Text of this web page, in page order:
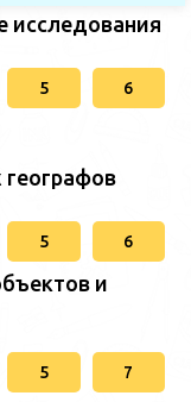
исследования
5 6
географов
5 6
и
5 7